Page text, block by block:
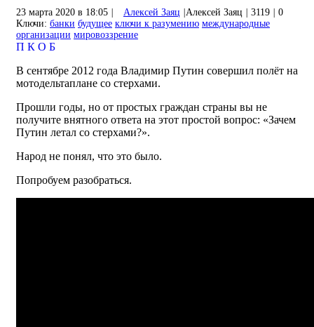
23 марта 2020 в 18:05 Алексей Заяц Алексей Заяц 3119
0
Ключи: банки будущее ключи к разумению международные
организации мировоззрение
П К О Б
В сентябре 2012 года Владимир Путин совершил полёт на
мотодельтаплане со стерхами.
Прошли годы, но от простых граждан страны вы не
получите внятного ответа на этот простой вопрос: «Зачем
Путин летал со стерхами?».
Народ не понял, что это было.
Попробуем разобраться.